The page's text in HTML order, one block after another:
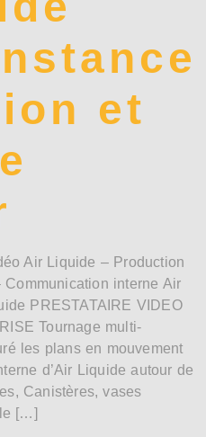
et
Air Liquide – Production
interne Air
PRESTATAIRE VIDEO
Tournage multi-
les plans en mouvement
d’Air Liquide autour de
Canistères, vases
le […]